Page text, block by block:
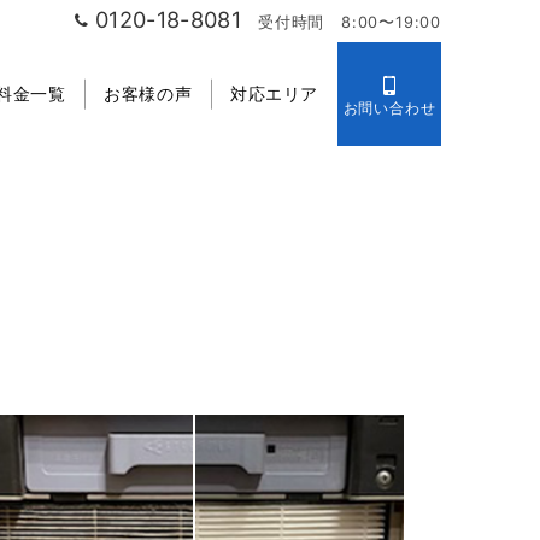
0120-18-8081 受付時間 8:00〜19:00
金一覧 お客様の声 対応エリア
お問い合わせ